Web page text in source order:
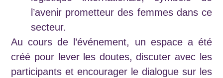
l’avenir prometteur des femmes dans ce
secteur.
Au cours de l’événement, un espace a été
créé pour lever les doutes, discuter avec les
participants et encourager le dialogue sur les